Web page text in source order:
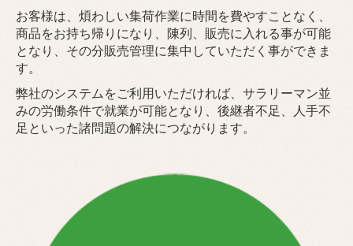
情報セキュリティ基本方針
お客様は、煩わしい集荷作業に時間を費やすことなく、
商品をお持ち帰りになり、陳列、販売に入れる事が可能
となり、その分販売管理に集中していただく事ができま
す。
弊社のシステムをご利用いただければ、サラリーマン並
みの労働条件で就業が可能となり、後継者不足、人手不
足といった諸問題の解決につながります。